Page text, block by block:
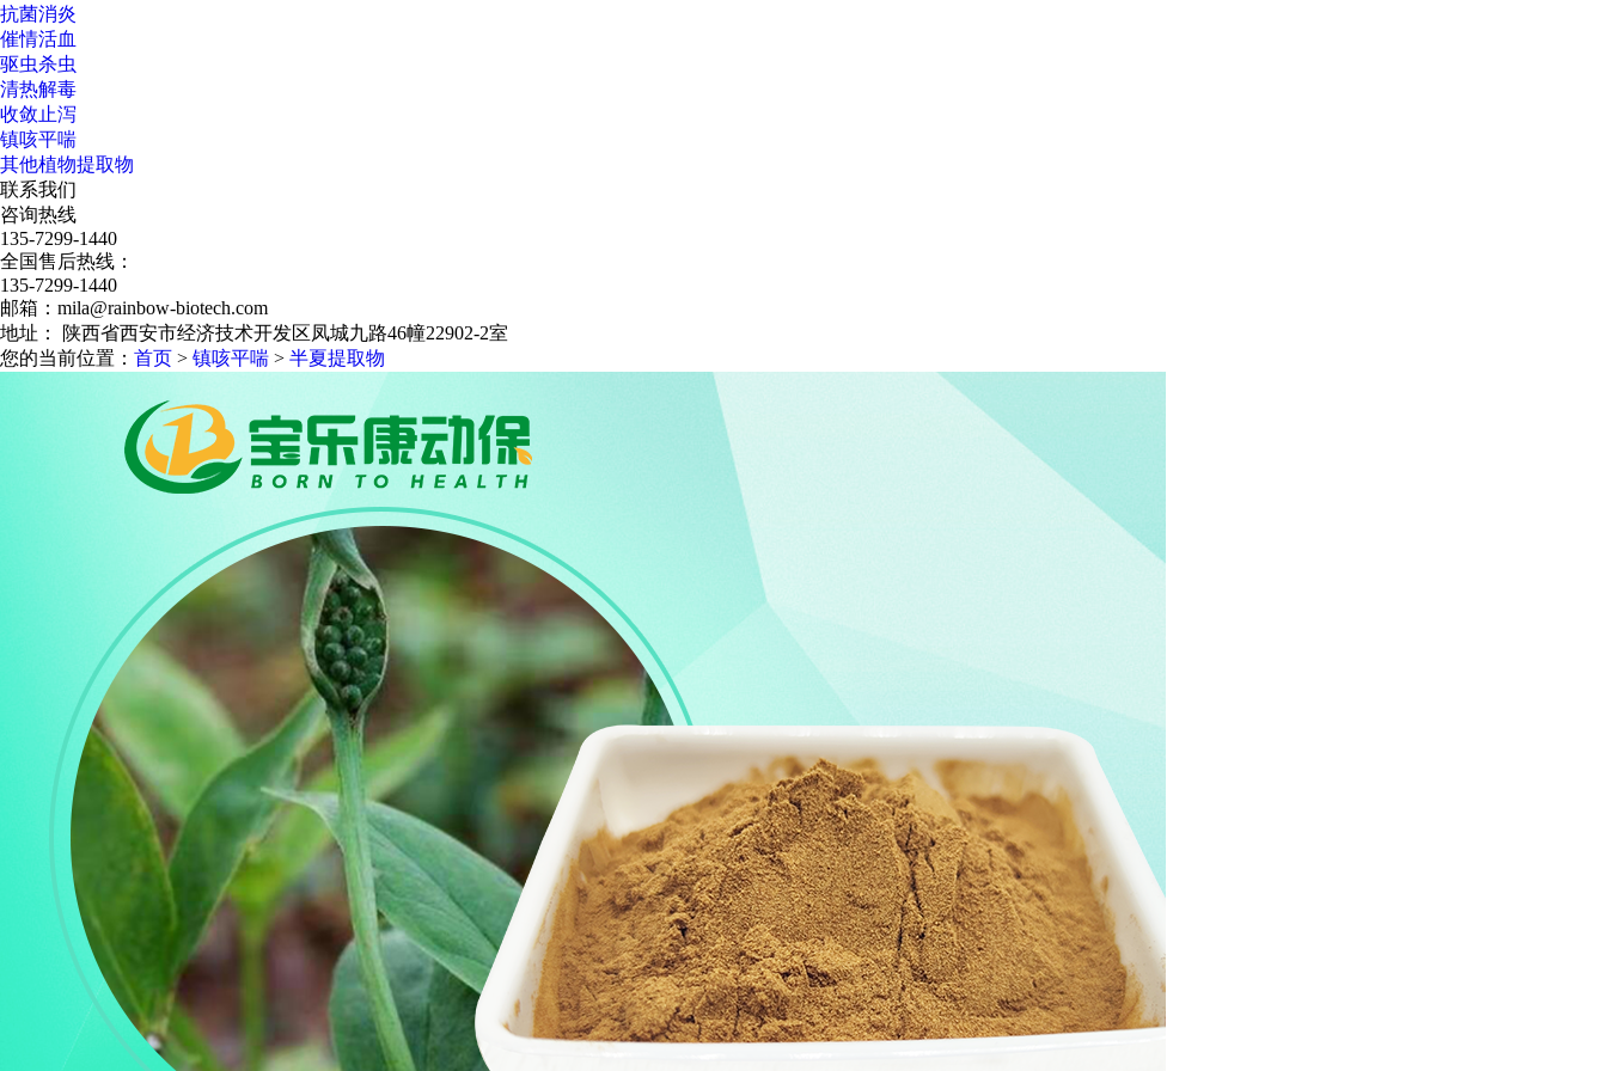
抗菌消炎
催情活血
驱虫杀虫
清热解毒
收敛止泻
镇咳平喘
其他植物提取物
联系我们
咨询热线
135-7299-1440
全国售后热线：
135-7299-1440
邮箱：mila@rainbow-biotech.com
地址： 陕西省西安市经济技术开发区凤城九路46幢22902-2室
您的当前位置： 首页 > 镇咳平喘 > 半夏提取物